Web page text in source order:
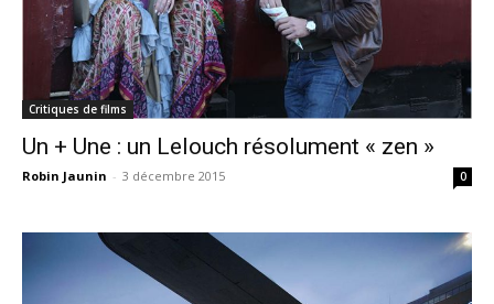
Critiques de films
Un + Une : un Lelouch résolument « zen »
Robin Jaunin - 3 décembre 2015 0